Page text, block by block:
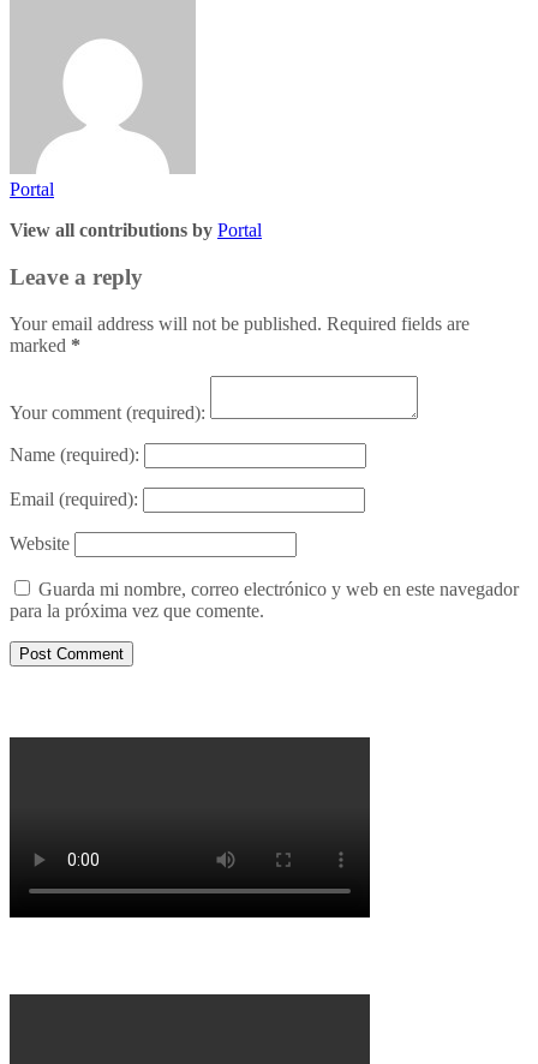
Portal
View all contributions by Portal
Leave a reply
Your email address will not be published. Required fields are
marked *
Your comment (required):
Name (required):
Email (required):
Website
Guarda mi nombre, correo electrónico y web en este navegador
para la próxima vez que comente.